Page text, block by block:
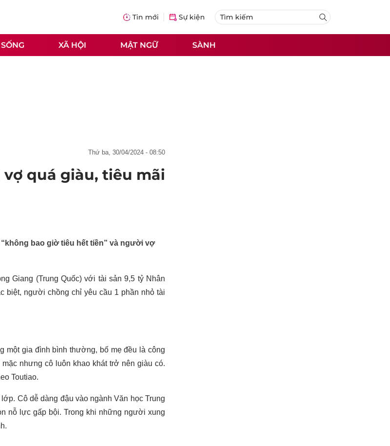
Tin mới Sự kiện
XÃ HỘI MẬT NGỮ SÀNH
thứ ba, 30/04/2024 - 08:50
quá giàu, tiêu mãi
bao giờ tiêu hết tiền” và người vợ
Giang (Trung Quốc) với tài sản 9,5 tỷ Nhân
biệt, người chồng chỉ yêu cầu 1 phần nhỏ tài
một gia đình bình thường, bố mẹ đều là công
nhưng cô luôn khao khát trở nên giàu có.
Toutiao.
Cô dễ dàng đậu vào ngành Văn học Trung
nỗ lực gấp bội. Trong khi những người xung